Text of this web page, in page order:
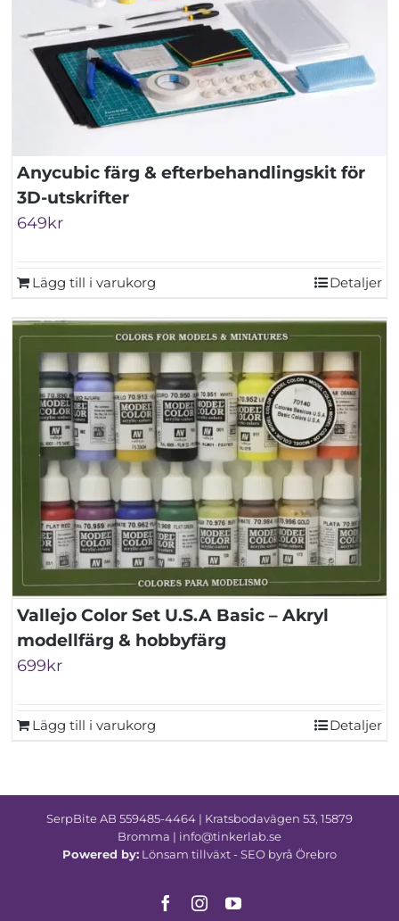
Anycubic färg & efterbehandlingskit för
3D-utskrifter
649kr
Lägg till i varukorg Detaljer
Vallejo Color Set U.S.A Basic – Akryl
modellfärg & hobbyfärg
699kr
Lägg till i varukorg Detaljer
SerpBite AB 559485-4464 | Kratsbodavägen 53, 15879
Bromma | info@tinkerlab.se
Powered by: Lönsam tillväxt -SEO byrå Örebro
FacebookInstagramYouTube